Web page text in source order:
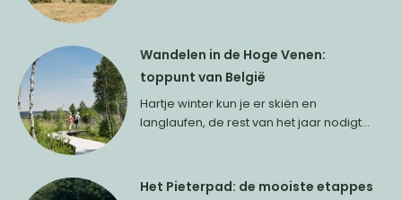
Wandelen in de Hoge Venen:
toppunt van België
Hartje winter kun je er skiën en
langlaufen, de rest van het jaar nodigt...
Het Pieterpad: de mooiste etappes